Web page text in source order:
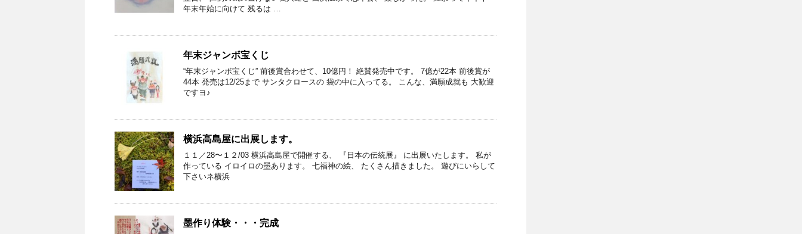
年末年始に向けて 残るは …
年末ジャンボ宝くじ
“年末ジャンボ宝くじ” 前後賞合わせて、10億円！ 絶賛発売中です。 7億が22本 前後賞が
44本 発売は12/25まで サンタクロースの 袋の中に入ってる。 こんな、満願成就も 大歓迎
ですヨ♪
横浜高島屋に出展します。
１１／28〜１２/03 横浜高島屋で開催する、 『日本の伝統展』 に出展いたします。 私が
作っている イロイロの墨あります。 七福神の絵、 たくさん描きました。 遊びにいらして
下さいネ横浜
墨作り体験・・・完成